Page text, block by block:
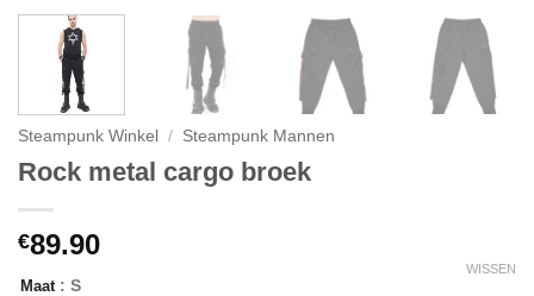
Steampunk Winkel / Steampunk Mannen
Rock metal cargo broek
€89.90
Maat : S
WISSEN